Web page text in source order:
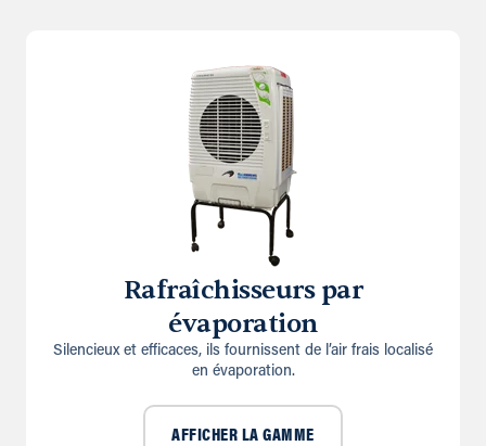
Rafraîchisseurs par
évaporation
Silencieux et efficaces, ils fournissent de l’air frais localisé
en évaporation.
AFFICHER LA GAMME